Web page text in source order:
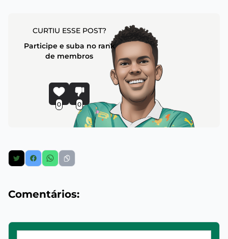
CURTIU ESSE POST?
Participe e suba no rank
de membros
0 0
Comentários: